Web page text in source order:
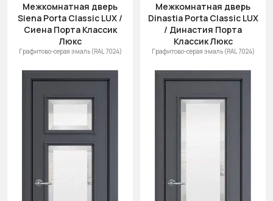
Межкомнатная дверь
Siena Porta Classic LUX /
Сиена Порта Классик
Люкс
Графитово-серая эмаль (RAL 7024)
Межкомнатная дверь
Dinastia Porta Classic LUX
/ Династия Порта
Классик Люкс
Графитово-серая эмаль (RAL 7024)